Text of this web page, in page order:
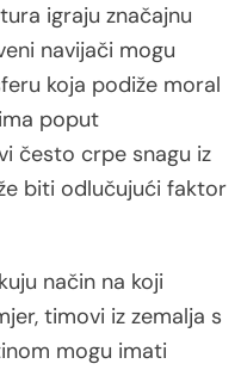
igraju značajnu
navijači mogu
koja podiže moral
poput
često crpe snagu iz
biti odlučujući faktor
način na koji
timovi iz zemalja s
mogu imati